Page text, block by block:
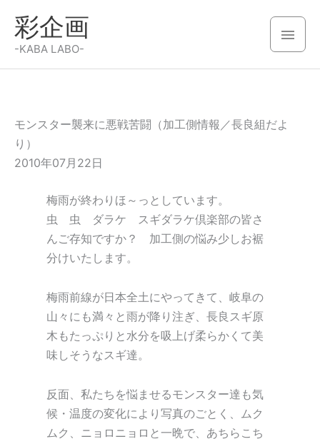
ス
彩企画
-KABA LABO-
メ
イ
メ
モンスター襲来に悪戦苦闘（加工側情報／長良組だよ
り）
2010年07月22日
梅雨が終わりほ～っとしています。
虫 虫 ダラケ スギダラケ倶楽部の皆さ
んご存知ですか？ 加工側の悩み少しお裾
分けいたします。
梅雨前線が日本全土にやってきて、岐阜の
山々にも満々と雨が降り注ぎ、長良スギ原
木もたっぷりと水分を吸上げ柔らかくて美
味しそうなスギ達。
反面、私たちを悩ませるモンスター達も気
候・温度の変化により写真のごとく、ムク
ムク、ニョロニョロと一晩で、あちらこち